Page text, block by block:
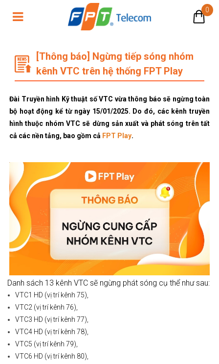
0
[Thông báo] Ngừng tiếp sóng nhóm
kênh VTC trên hệ thống FPT Play
Đài Truyền hình Kỹ thuật số VTC vừa thông báo sẽ ngừng toàn
bộ hoạt động kể từ ngày 15/01/2025. Do đó, các kênh truyền
hình thuộc nhóm VTC sẽ dừng sản xuất và phát sóng trên tất
cả các nền tảng, bao gồm cả FPT Play.
Danh sách 13 kênh VTC sẽ ngừng phát sóng cụ thể như sau:
VTC1 HD (vị trí kênh 75),
VTC2 (vị trí kênh 76),
VTC3 HD (vị trí kênh 77),
VTC4 HD (vị trí kênh 78),
VTC5 (vị trí kênh 79),
VTC6 HD (vị trí kênh 80),